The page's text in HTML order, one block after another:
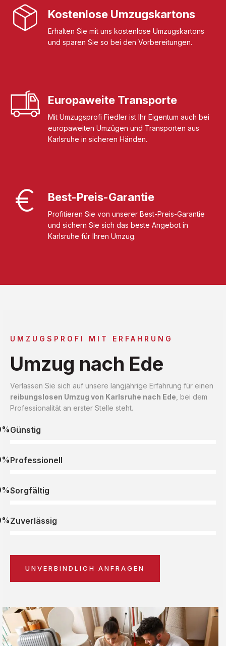
Kostenlose Umzugskartons
Erhalten Sie mit uns kostenlose Umzugskartons
und sparen Sie so bei den Vorbereitungen.
Europaweite Transporte
Mit Umzugsprofi Fiedler ist Ihr Eigentum auch bei
europaweiten Umzügen und Transporten aus
Karlsruhe in sicheren Händen.
Best-Preis-Garantie
Profitieren Sie von unserer Best-Preis-Garantie
und sichern Sie sich das beste Angebot in
Karlsruhe für Ihren Umzug.
UMZUGSPROFI MIT ERFAHRUNG
Umzug nach Ede
Verlassen Sie sich auf unsere langjährige Erfahrung für einen
reibungslosen Umzug von Karlsruhe nach Ede , bei dem
Professionalität an erster Stelle steht.
Günstig
Professionell
Sorgfältig
Zuverlässig
UNVERBINDLICH ANFRAGEN